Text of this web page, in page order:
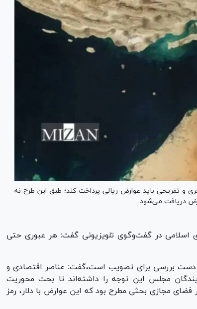
و تفریحی باید عوارض ریالی پرداخت کند؛ طبق این طرح نه
دریافت می‌شود.
اسلامی در گفت‌و‌گوی تلویزیونی گفت: هر عبوری حتی
بررسی برای تصویب است،گفت: عناصر اقتصادی و
مجلس این توجه را داشته‌اند تا بحث محوریت
مجازی بحثی مطرح بود که این عوارض با دلار، رمز